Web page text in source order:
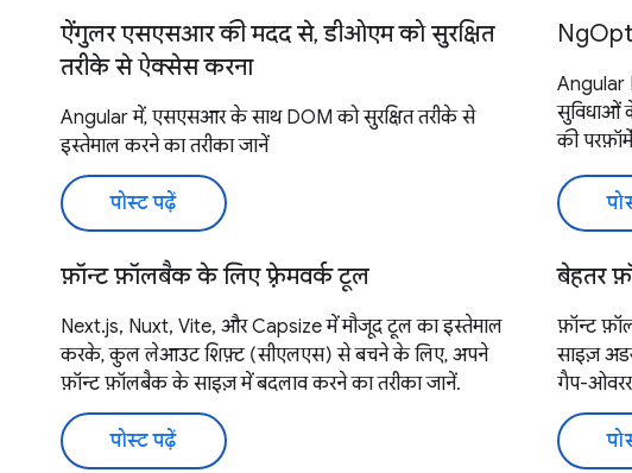
ऐंगुलर एसएसआर की मदद से, डीओएम को सुरक्षित
तरीके से ऐक्सेस करना
Angular में, एसएसआर के साथ DOM को सुरक्षित तरीके से
इस्तेमाल करने का तरीका जानें
पोस्ट पढ़ें
Angular
सुविधाओं
की
फ़ॉन्ट फ़ॉलबैक के लिए फ़्रेमवर्क टूल
Next.js, Nuxt, Vite, और Capsize में मौजूद टूल का इस्तेमाल
करके, कुल लेआउट शिफ़्ट (सीएलएस) से बचने के लिए, अपने
फ़ॉन्ट फ़ॉलबैक के साइज़ में बदलाव करने का तरीका जानें.
पोस्ट पढ़ें
बेहतर
फ़ॉन्ट
साइज़
गैप-